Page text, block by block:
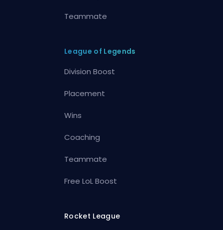
Teammate
League of Legends
Division Boost
Placement
Wins
Coaching
Teammate
Free LoL Boost
Rocket League